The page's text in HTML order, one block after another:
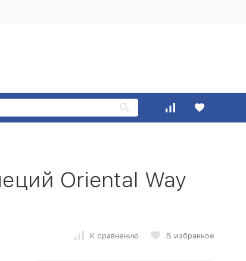
Oriental Way
К сравнению В избранное